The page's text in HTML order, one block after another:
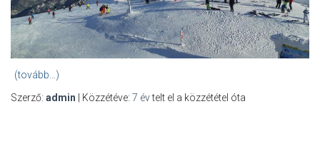
(tovább…)
Szerző: admin | Közzétéve: 7 évtelt el a közzététel óta